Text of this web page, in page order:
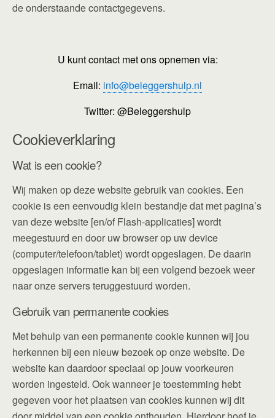
de onderstaande contactgegevens.
U kunt contact met ons opnemen via:
Email: info@beleggershulp.nl
Twitter: @Beleggershulp
Cookieverklaring
Wat is een cookie?
Wij maken op deze website gebruik van cookies. Een
cookie is een eenvoudig klein bestandje dat met pagina’s
van deze website [en/of Flash-applicaties] wordt
meegestuurd en door uw browser op uw device
(computer/telefoon/tablet) wordt opgeslagen. De daarin
opgeslagen informatie kan bij een volgend bezoek weer
naar onze servers teruggestuurd worden.
Gebruik van permanente cookies
Met behulp van een permanente cookie kunnen wij jou
herkennen bij een nieuw bezoek op onze website. De
website kan daardoor speciaal op jouw voorkeuren
worden ingesteld. Ook wanneer je toestemming hebt
gegeven voor het plaatsen van cookies kunnen wij dit